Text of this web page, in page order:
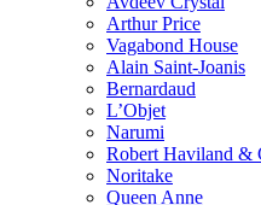
Arthur Price
Vagabond House
Alain Saint-Joanis
Bernardaud
L’Objet
Narumi
Robert Haviland &
Noritakе
Queen Anne